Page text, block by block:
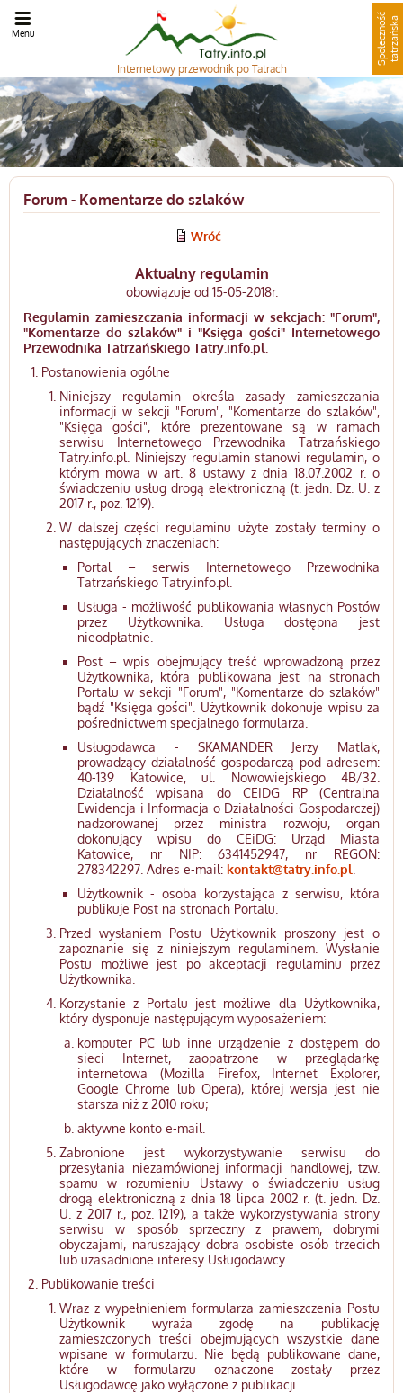
Internetowy przewodnik po Tatrach
S
p
o
ł
e
c
z
n
oś
ć
t
a
t
r
z
a
ń
s
ka
Menu
Forum - Komentarze do szlaków
Wróć
Aktualny regulamin
obowiązuje od 15-05-2018r.
Regulamin zamieszczania informacji w sekcjach: "Forum",
"Komentarze do szlaków" i "Księga gości" Internetowego
Przewodnika Tatrzańskiego Tatry.info.pl.
Postanowienia ogólne
Niniejszy regulamin określa zasady zamieszczania
informacji w sekcji "Forum", "Komentarze do szlaków",
"Księga gości", które prezentowane są w ramach
serwisu Internetowego Przewodnika Tatrzańskiego
Tatry.info.pl. Niniejszy regulamin stanowi regulamin, o
którym mowa w art. 8 ustawy z dnia 18.07.2002 r. o
świadczeniu usług drogą elektroniczną (t. jedn. Dz. U. z
2017 r., poz. 1219).
W dalszej części regulaminu użyte zostały terminy o
następujących znaczeniach:
Portal – serwis Internetowego Przewodnika
Tatrzańskiego Tatry.info.pl.
Usługa - możliwość publikowania własnych Postów
przez Użytkownika. Usługa dostępna jest
nieodpłatnie.
Post – wpis obejmujący treść wprowadzoną przez
Użytkownika, która publikowana jest na stronach
Portalu w sekcji "Forum", "Komentarze do szlaków"
bądź "Księga gości". Użytkownik dokonuje wpisu za
pośrednictwem specjalnego formularza.
Usługodawca - SKAMANDER Jerzy Matlak,
prowadzący działalność gospodarczą pod adresem:
40-139 Katowice, ul. Nowowiejskiego 4B/32.
Działalność wpisana do CEIDG RP (Centralna
Ewidencja i Informacja o Działalności Gospodarczej)
nadzorowanej przez ministra rozwoju, organ
dokonujący wpisu do CEiDG: Urząd Miasta
Katowice, nr NIP: 6341452947, nr REGON:
278342297. Adres e-mail: kontakt@tatry.info.pl
Użytkownik - osoba korzystająca z serwisu, która
publikuje Post na stronach Portalu.
Przed wysłaniem Postu Użytkownik proszony jest o
zapoznanie się z niniejszym regulaminem. Wysłanie
Postu możliwe jest po akceptacji regulaminu przez
Użytkownika.
Korzystanie z Portalu jest możliwe dla Użytkownika,
który dysponuje następującym wyposażeniem:
komputer PC lub inne urządzenie z dostępem do
sieci Internet, zaopatrzone w przeglądarkę
internetowa (Mozilla Firefox, Internet Explorer,
Google Chrome lub Opera), której wersja jest nie
starsza niż z 2010 roku;
aktywne konto e-mail.
Zabronione jest wykorzystywanie serwisu do
przesyłania niezamówionej informacji handlowej, tzw.
spamu w rozumieniu Ustawy o świadczeniu usług
drogą elektroniczną z dnia 18 lipca 2002 r. (t. jedn. Dz.
U. z 2017 r., poz. 1219), a także wykorzystywania strony
serwisu w sposób sprzeczny z prawem, dobrymi
obyczajami, naruszający dobra osobiste osób trzecich
lub uzasadnione interesy Usługodawcy.
Publikowanie treści
Wraz z wypełnieniem formularza zamieszczenia Postu
Użytkownik wyraża zgodę na publikację
zamieszczonych treści obejmujących wszystkie dane
wpisane w formularzu. Nie będą publikowane dane,
które w formularzu oznaczone zostały przez
Usługodawcę jako wyłączone z publikacji.